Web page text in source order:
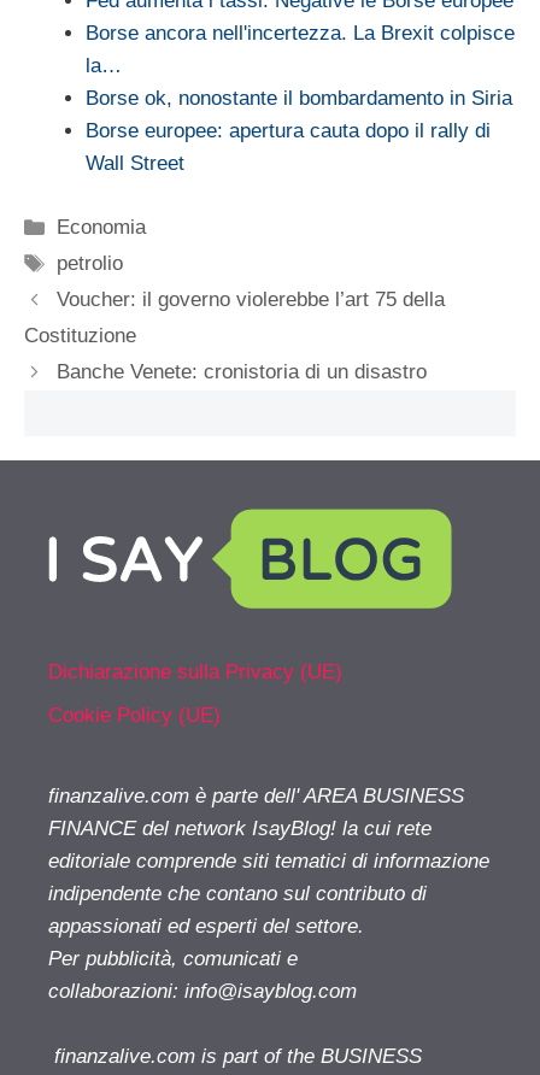
Borse ancora nell'incertezza. La Brexit colpisce
la…
Borse ok, nonostante il bombardamento in Siria
Borse europee: apertura cauta dopo il rally di
Wall Street
Categorie
Economia
Tag
petrolio
Voucher: il governo violerebbe l’art 75 della
Costituzione
Banche Venete: cronistoria di un disastro
Dichiarazione sulla Privacy (UE)
Cookie Policy (UE)
finanzalive.com è parte dell' AREA BUSINESS
FINANCE del network IsayBlog! la cui rete
editoriale comprende siti tematici di informazione
indipendente che contano sul contributo di
appassionati ed esperti del settore.
Per pubblicità, comunicati e
collaborazioni: info@isayblog.com
finanzalive.com is part of the BUSINESS